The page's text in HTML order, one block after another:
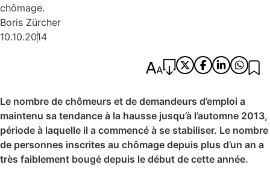
chômage.
Boris Zürcher
10.10.2014
Le nombre de chômeurs et de demandeurs d’emploi a
maintenu sa tendance à la hausse jusqu’à l’automne 2013,
période à laquelle il a commencé à se stabiliser. Le nombre
de personnes inscrites au chômage depuis plus d’un an a
très faiblement bougé depuis le début de cette année.